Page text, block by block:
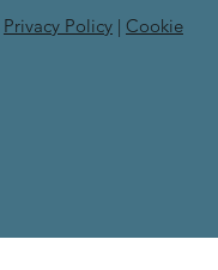
Privacy Policy| Cookie